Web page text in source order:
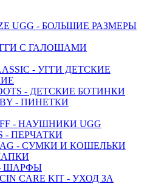
UGG - БОЛЬШИЕ РАЗМЕРЫ
С ГАЛОШАМИ
- УГГИ ДЕТСКИЕ
- ДЕТСКИЕ БОТИНКИ
- ПИНЕТКИ
- НАУШНИКИ UGG
- ПЕРЧАТКИ
- СУМКИ И КОШЕЛЬКИ
- ШАРФЫ
CARE KIT - УХОД ЗА